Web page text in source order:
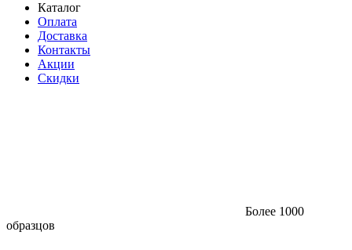
Каталог
Оплата
Доставка
Контакты
Акции
Скидки
Более 1000
образцов